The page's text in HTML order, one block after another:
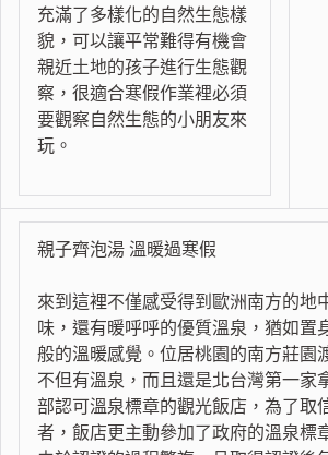
充滿了多樣化的自然生態樣
貌，可以讓平常難得有機會
親近土地的孩子進行生態觀
察，很適合寒假作業裡必須
要觀察自然生態的小朋友來
玩。
親子齊泡湯 溫暖過寒假
來到這裡不僅感受得到歐洲南方的地
味，還有暖呼呼的優質溫泉，猶如置
般的溫暖感覺。位居桃園的南方莊園
不但有溫泉，而且還是北台灣第一家
部認可溫泉標章的觀光飯店，為了取
者，飯店更主動參加了政府的溫泉標